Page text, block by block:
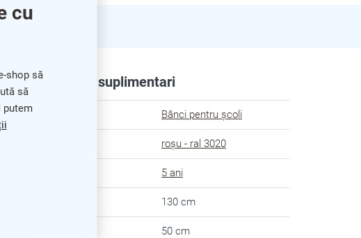
cu
shop să
să
putem
Parametri suplimentari
Bănci pentru școli
roșu - ral 3020
5 ani
130 cm
50 cm